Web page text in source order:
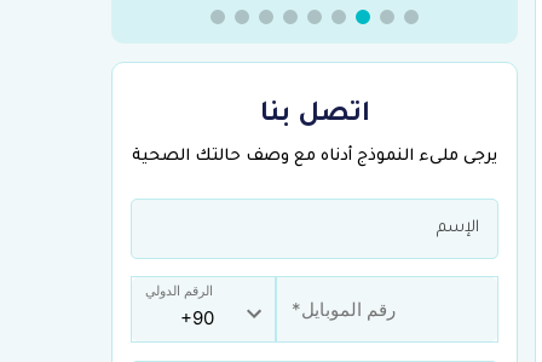
اتصل بنا
يرجى ملىء النموذج أدناه مع وصف حالتك الصحية
الرقم الدولي